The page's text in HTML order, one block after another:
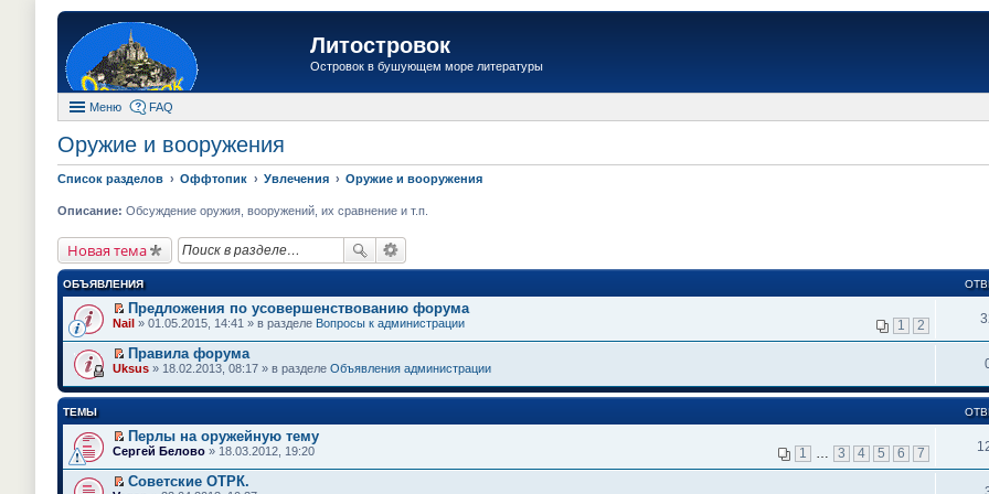
Литостровок
Островок в бушующем море литературы
Меню FAQ
Оружие и вооружения
Список разделов Оффтопик Увлечения Оружие и вооружения
Описание: Обсуждение оружия, вооружений, их сравнение и т.п.
Новая тема
ОБЪЯВЛЕНИЯ
П
р
е
й
т
и
п
е
р
о
м
Предложения по усовершенствованию форума
1 2
Nail » 01.05.2015, 14:41 » в разделе Вопросы к администрации
П
р
т
и
к
п
е
Правила форума
Uksus » 18.02.2013, 08:17 » в разделе Объявления администрации
ТЕМЫ
П
е
р
е
Перлы на оружейную тему
1 3 4 5 6 7
Сергей Белово » 18.03.2012, 19:20
Советские ОТРК.